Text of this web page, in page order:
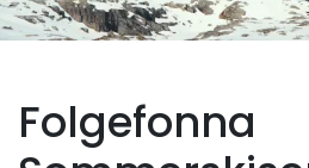
Folgefonna